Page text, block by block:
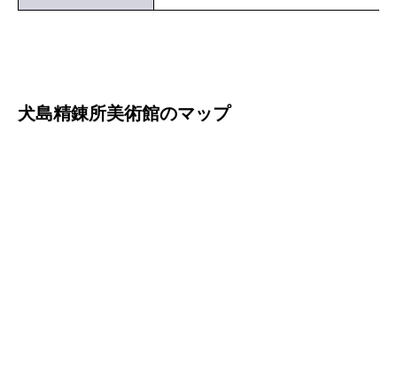
犬島精錬所美術館のマップ